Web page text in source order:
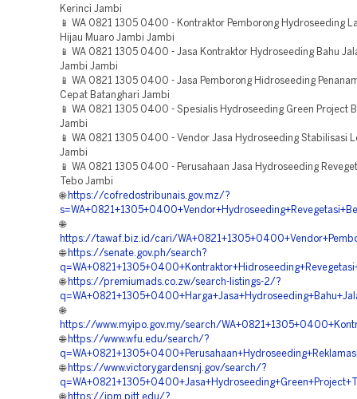
Kerinci Jambi
📱 WA 0821 1305 0400 - Kontraktor Pemborong Hydroseeding
Hijau Muaro Jambi Jambi
📱 WA 0821 1305 0400 - Jasa Kontraktor Hydroseeding Bahu
Jambi Jambi
📱 WA 0821 1305 0400 - Jasa Pemborong Hidroseeding
Cepat Batanghari Jambi
📱 WA 0821 1305 0400 - Spesialis Hydroseeding Green Project
Jambi
📱 WA 0821 1305 0400 - Vendor Jasa Hydroseeding Stabilisasi
Jambi
📱 WA 0821 1305 0400 - Perusahaan Jasa Hydroseeding
Tebo Jambi
🌐 https://cofredostribunais.gov.mz/?
🌐
https://tawaf.biz.id/cari/
🌐 https://senate.gov.ph/search?
🌐 https://premiumads.co.zw/search-listings-2/?
🌐
https://www.myipo.gov.my/search/
🌐 https://www.wfu.edu/search/?
🌐 https://www.victorygardensnj.gov/search/?
🌐 https://ipm.pitt.edu/?